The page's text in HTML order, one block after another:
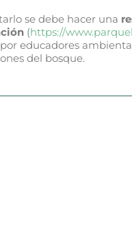
se debe hacer una
(https://
educadores
del bosque.